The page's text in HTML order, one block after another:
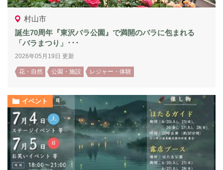
村山市
誕生70周年『東沢バラ公園』で満開のバラに包まれる
「バラまつり」･･･
2026年05月19日 更新
花・自然 公園・施設 レジャー・体験
イベント